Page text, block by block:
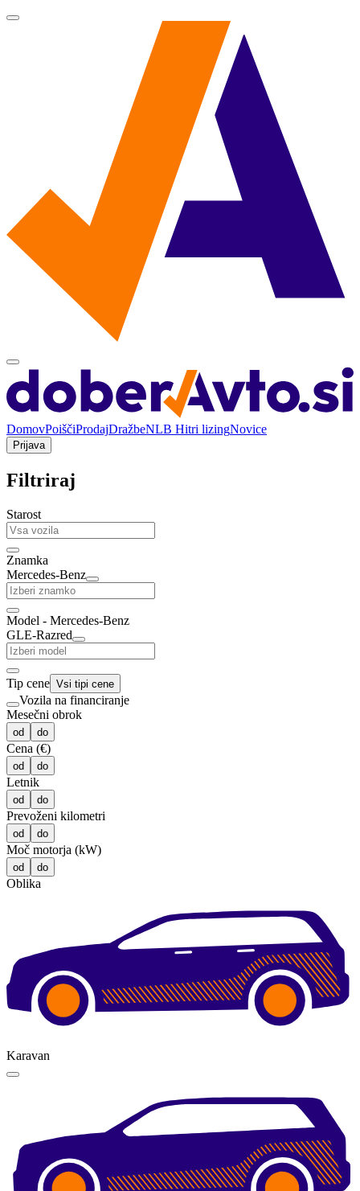
DomovPoiščiProdajDražbeNLB Hitri lizingNovice
Prijava
Filtriraj
Starost
Znamka
Mercedes-Benz
Model - Mercedes-Benz
GLE-Razred
Tip cene Vsi tipi cene
Vozila na financiranje
Mesečni obrok
od do
Cena (€)
od do
Letnik
od do
Prevoženi kilometri
od do
Moč motorja (kW)
od do
Oblika
Karavan